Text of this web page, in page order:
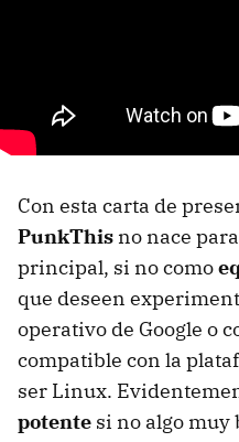
Con esta carta de
PunkThis no nace
principal, si no como
que deseen
operativo de Google o
compatible con la
ser Linux.
potente si no algo muy